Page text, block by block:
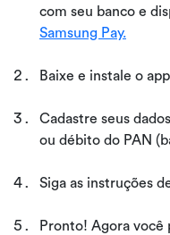
com seu banco e
Samsung Pay.
Baixe e instale o
Cadastre seus
ou débito do PAN
Siga as instruções
Pronto! Agora você